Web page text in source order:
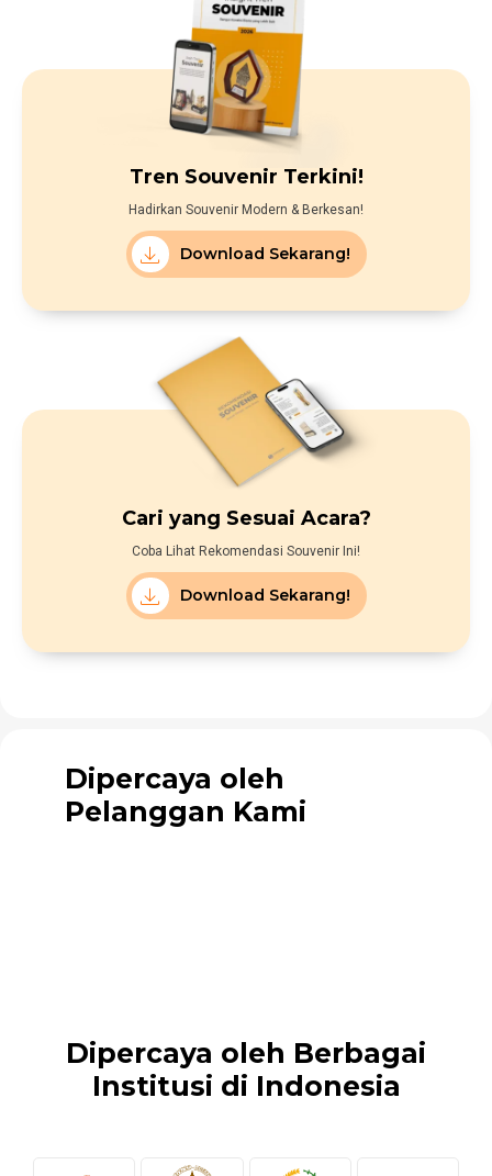
Tren Souvenir Terkini!
Hadirkan Souvenir Modern & Berkesan!
Download Sekarang!
Cari yang Sesuai Acara?
Coba Lihat Rekomendasi Souvenir Ini!
Download Sekarang!
Dipercaya oleh
Pelanggan Kami
Dipercaya oleh Berbagai
Institusi di Indonesia